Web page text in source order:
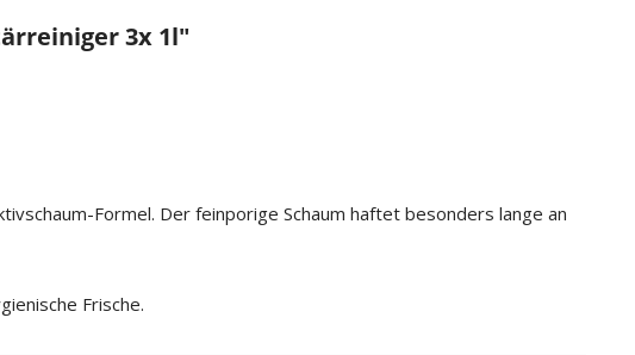
3x 1l"
Formel. Der feinporige Schaum haftet besonders lange an
Frische.